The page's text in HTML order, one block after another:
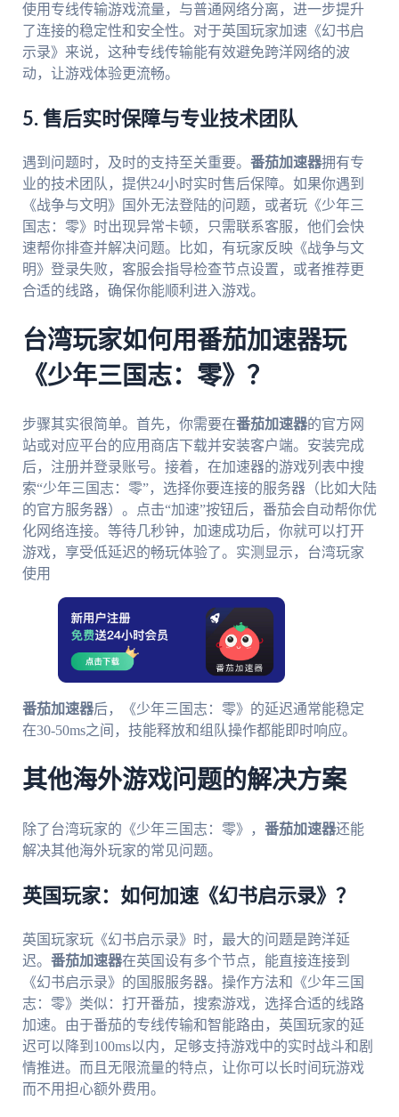
使用专线传输游戏流量，与普通网络分离，进一步提升
了连接的稳定性和安全性。对于英国玩家加速《幻书启
示录》来说，这种专线传输能有效避免跨洋网络的波
动，让游戏体验更流畅。
5. 售后实时保障与专业技术团队
遇到问题时，及时的支持至关重要。 番茄加速器拥有专
业的技术团队，提供24小时实时售后保障。如果你遇到
《战争与文明》国外无法登陆的问题，或者玩《少年三
国志：零》时出现异常卡顿，只需联系客服，他们会快
速帮你排查并解决问题。比如，有玩家反映《战争与文
明》登录失败，客服会指导检查节点设置，或者推荐更
合适的线路，确保你能顺利进入游戏。
台湾玩家如何用番茄加速器玩
《少年三国志：零》？
步骤其实很简单。首先，你需要在番茄加速器的官方网
站或对应平台的应用商店下载并安装客户端。安装完成
后，注册并登录账号。接着，在加速器的游戏列表中搜
索“少年三国志：零”，选择你要连接的服务器（比如大陆
的官方服务器）。点击“加速”按钮后，番茄会自动帮你优
化网络连接。等待几秒钟，加速成功后，你就可以打开
游戏，享受低延迟的畅玩体验了。实测显示，台湾玩家
使用
番茄加速器后，《少年三国志：零》的延迟通常能稳定
在30-50ms之间，技能释放和组队操作都能即时响应。
其他海外游戏问题的解决方案
除了台湾玩家的《少年三国志：零》， 番茄加速器还能
解决其他海外玩家的常见问题。
英国玩家：如何加速《幻书启示录》？
英国玩家玩《幻书启示录》时，最大的问题是跨洋延
迟。 番茄加速器在英国设有多个节点，能直接连接到
《幻书启示录》的国服服务器。操作方法和《少年三国
志：零》类似：打开番茄，搜索游戏，选择合适的线路
加速。由于番茄的专线传输和智能路由，英国玩家的延
迟可以降到100ms以内，足够支持游戏中的实时战斗和剧
情推进。而且无限流量的特点，让你可以长时间玩游戏
而不用担心额外费用。